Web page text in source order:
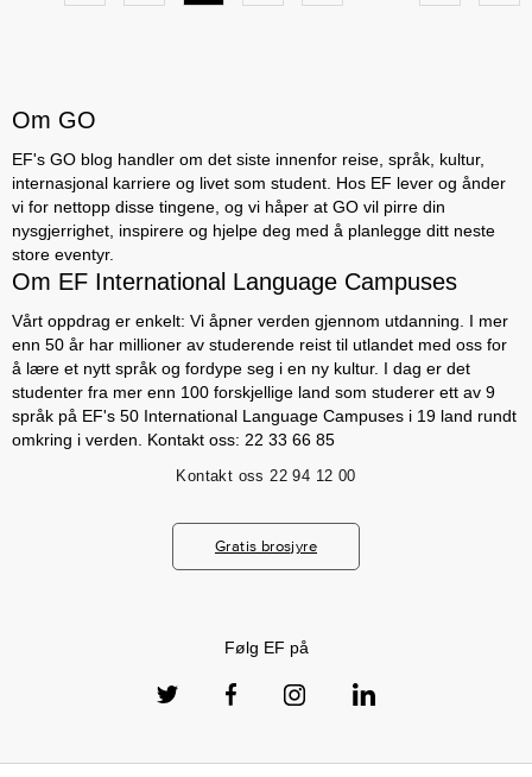
Om GO
EF's GO blog handler om det siste innenfor reise, språk, kultur,
internasjonal karriere og livet som student. Hos EF lever og ånder
vi for nettopp disse tingene, og vi håper at GO vil pirre din
nysgjerrighet, inspirere og hjelpe deg med å planlegge ditt neste
store eventyr.
Om EF International Language Campuses
Vårt oppdrag er enkelt: Vi åpner verden gjennom utdanning. I mer
enn 50 år har millioner av studerende reist til utlandet med oss for
å lære et nytt språk og fordype seg i en ny kultur. I dag er det
studenter fra mer enn 100 forskjellige land som studerer ett av 9
språk på EF's 50 International Language Campuses i 19 land rundt
omkring i verden. Kontakt oss: 22 33 66 85
Kontakt oss 22 94 12 00
Gratis brosjyre
Følg EF på